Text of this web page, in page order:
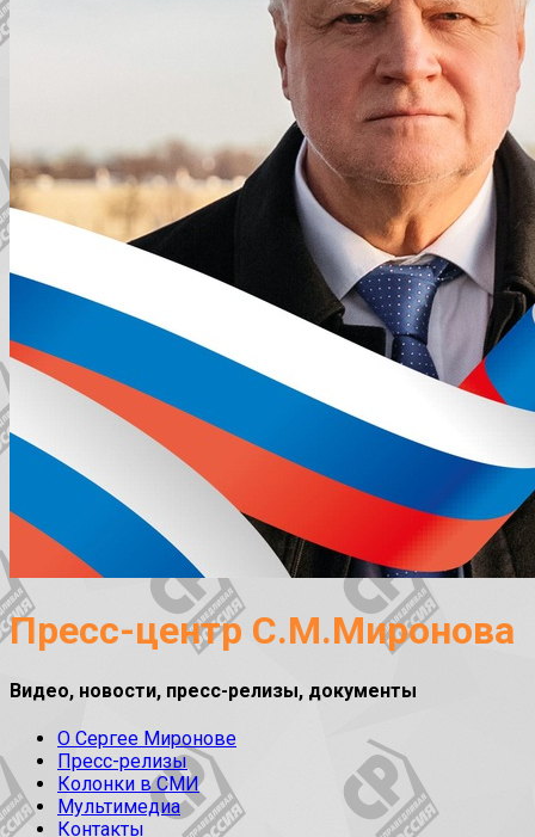
Пресс-центр С.М.Миронова
Видео, новости, пресс-релизы, документы
О Сергее Миронове
Пресс-релизы
Колонки в СМИ
Мультимедиа
Контакты